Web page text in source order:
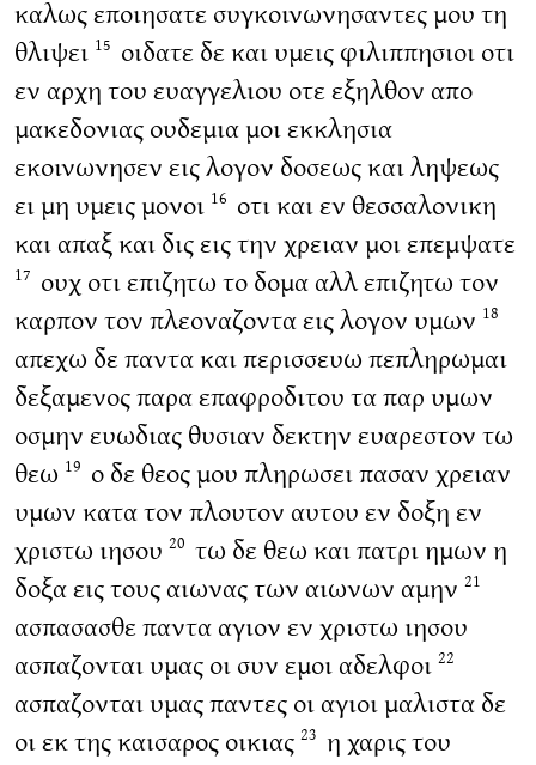
καλως εποιησατε συγκοινωνησαντες μου τη
θλιψει 15 οιδατε δε και υμεις φιλιππησιοι οτι
εν αρχη του ευαγγελιου οτε εξηλθον απο
μακεδονιας ουδεμια μοι εκκλησια
εκοινωνησεν εις λογον δοσεως και ληψεως
ει μη υμεις μονοι 16 οτι και εν θεσσαλονικη
και απαξ και δις εις την χρειαν μοι επεμψατε
17 ουχ οτι επιζητω το δομα αλλ επιζητω τον
καρπον τον πλεοναζοντα εις λογον υμων 18
απεχω δε παντα και περισσευω πεπληρωμαι
δεξαμενος παρα επαφροδιτου τα παρ υμων
οσμην ευωδιας θυσιαν δεκτην ευαρεστον τω
θεω 19 ο δε θεος μου πληρωσει πασαν χρειαν
υμων κατα τον πλουτον αυτου εν δοξη εν
χριστω ιησου 20 τω δε θεω και πατρι ημων η
δοξα εις τους αιωνας των αιωνων αμην 21
ασπασασθε παντα αγιον εν χριστω ιησου
ασπαζονται υμας οι συν εμοι αδελφοι 22
ασπαζονται υμας παντες οι αγιοι μαλιστα δε
οι εκ της καισαρος οικιας 23 η χαρις του